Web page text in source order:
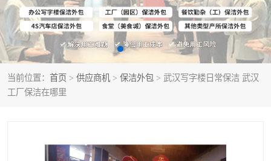
当前位置： 首页 > 供应商机 > 保洁外包 > 武汉写字楼日常保洁 武汉
工厂保洁在哪里